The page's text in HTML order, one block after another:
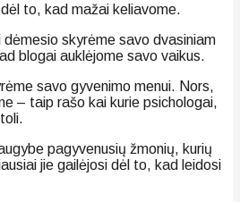
dėl to, kad mažai keliavome.
skyrėme savo dvasiniam
blogai auklėjome savo vaikus.
savo gyvenimo menui. Nors,
– taip rašo kai kurie psichologai,
pagyvenusių žmonių, kurių
jie gailėjosi dėl to, kad leidosi